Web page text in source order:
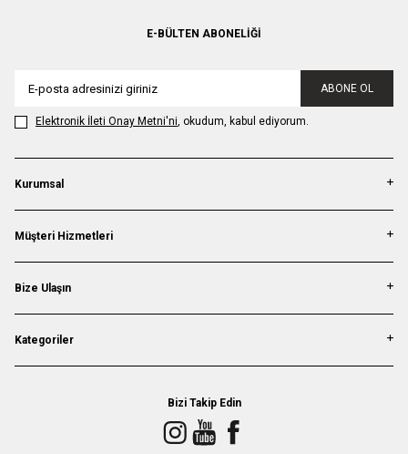
E-BÜLTEN ABONELIĞI
ABONE OL
Elektronik İleti Onay Metni'ni, okudum, kabul ediyorum.
Kurumsal
Müşteri Hizmetleri
Bize Ulaşın
Kategoriler
Bizi Takip Edin